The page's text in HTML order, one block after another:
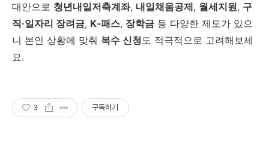
대안으로 청년내일저축계좌, 내일채움공제, 월세지원, 구
직·일자리 장려금, K‑패스, 장학금 등 다양한 제도가 있으
니 본인 상황에 맞춰 복수 신청도 적극적으로 고려해보세
요.
3 구독하기